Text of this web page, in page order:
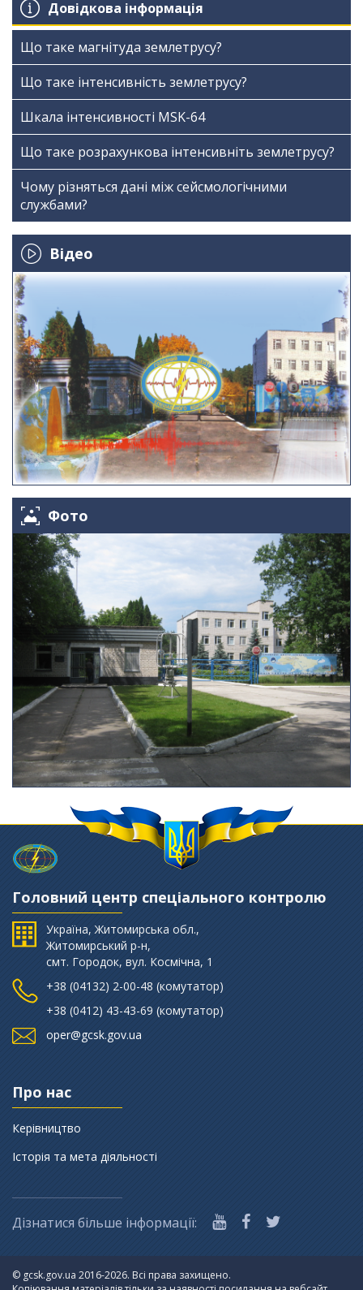
Довідкова інформація
Що таке магнітуда землетрусу?
Що таке інтенсивність землетрусу?
Шкала інтенсивності МSK-64
Що таке розрахункова інтенсивніть землетрусу?
Чому різняться дані між сейсмологічними
службами?
Відео
Фото
Головний центр спеціального контролю
Україна, Житомирська обл.,
Житомирський р-н,
смт. Городок, вул. Космічна, 1
+38 (‎04132) 2-00-48 (комутатор)
+38 (0412) 43-43-69 (комутатор)
oper@gcsk.gov.ua
Про нас
Керівництво
Історія та мета діяльності
Дізнатися більше інформації:
© gcsk.gov.ua 2016-2026. Всі права захищено.